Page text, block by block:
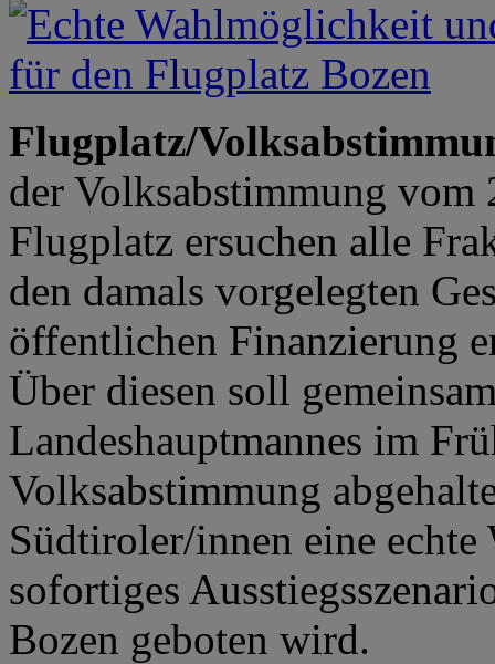
Flugplatz/
der Volksabstimmung vom
Flugplatz ersuchen alle
den damals vorgelegten
öffentlichen Finanzierung
Über diesen soll
Landeshauptmannes im
Volksabstimmung
Südtiroler/innen eine
sofortiges
Bozen geboten wird.